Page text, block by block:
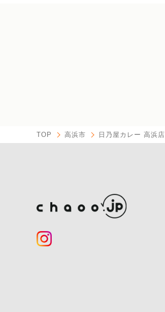
TOP 高浜市 日乃屋カレー 高浜店